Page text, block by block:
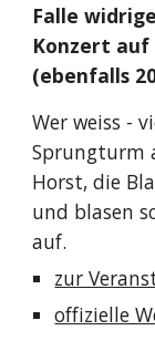
Falle
Konzert auf
(ebenfalls
Wer weiss -
Sprungturm
Horst, die
und blasen
auf.
zur
offizielle